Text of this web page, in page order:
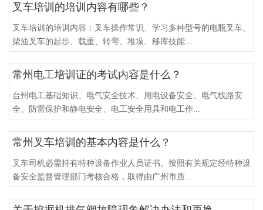
叉车培训的培训内容有哪些？
叉车培训的培训内容：叉车操作常识、学习多种型号的电瓶叉车、
柴油叉车的起步、载重、转弯、堆垛、移库技能...
常州电工培训证的考试内容是什么？
台州电工基础知识、电气安全技术、用电设备安全、电气线路安
全、防雷保护和静电安全、电工安全用具和电工作...
常州叉车培训的基本内容是什么？
叉车司机必需持有特种设备作业人员证书。按照有关规定经特种设
备安全监督管理部门考核合格，取得由广州市质...